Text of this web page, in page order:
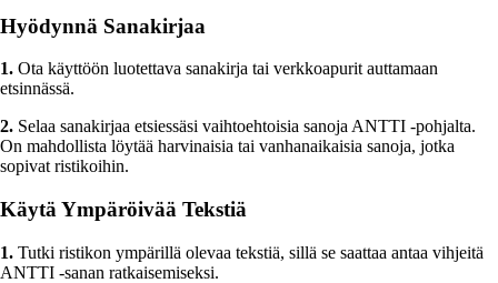
Hyödynnä Sanakirjaa
1. Ota käyttöön luotettava sanakirja tai verkkoapurit auttamaan
etsinnässä.
2. Selaa sanakirjaa etsiessäsi vaihtoehtoisia sanoja ANTTI -pohjalta.
On mahdollista löytää harvinaisia tai vanhanaikaisia sanoja, jotka
sopivat ristikoihin.
Käytä Ympäröivää Tekstiä
1. Tutki ristikon ympärillä olevaa tekstiä, sillä se saattaa antaa vihjeitä
ANTTI -sanan ratkaisemiseksi.